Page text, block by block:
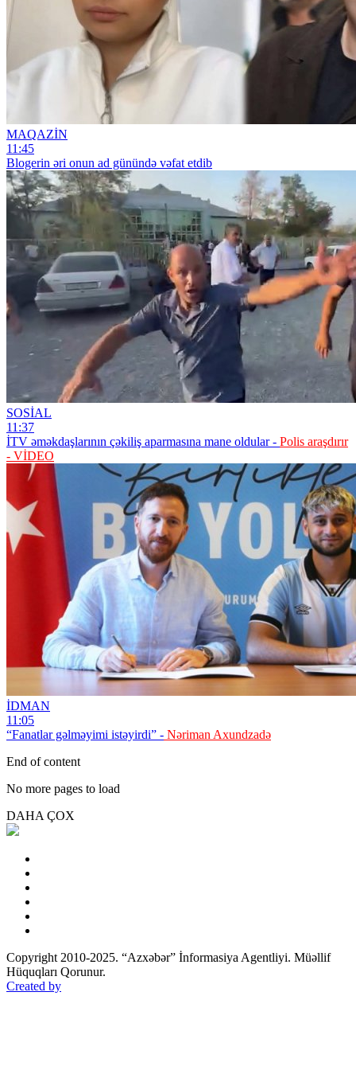
MAQAZİN
11:45
Blogerin əri onun ad günündə vəfat etdib
SOSİAL
11:37
İTV əməkdaşlarının çəkiliş aparmasına mane oldular - Polis araşdırır
- VİDEO
İDMAN
11:05
“Fanatlar gəlməyimi istəyirdi” - Nəriman Axundzadə
End of content
No more pages to load
DAHA ÇOX
Copyright 2010-2025. “Azxəbər” İnformasiya Agentliyi. Müəllif
Hüquqları Qorunur.
Created by